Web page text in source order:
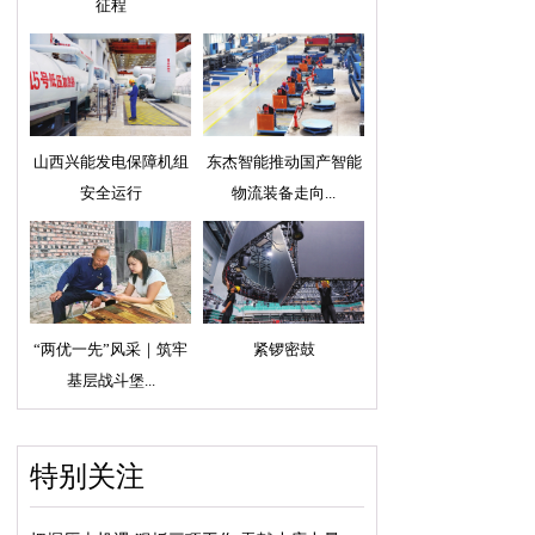
征程
山西兴能发电保障机组
安全运行
东杰智能推动国产智能
物流装备走向...
“两优一先”风采｜筑牢
基层战斗堡...
紧锣密鼓
特别关注